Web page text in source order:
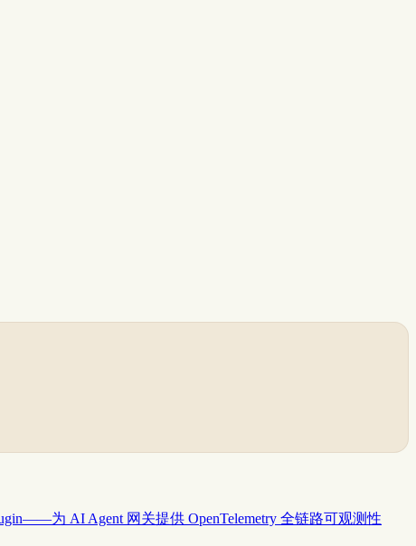
为 AI Agent 网关提供 OpenTelemetry 全链路可观测性